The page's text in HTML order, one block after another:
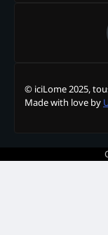
© iciLome 2025,
Made with love by